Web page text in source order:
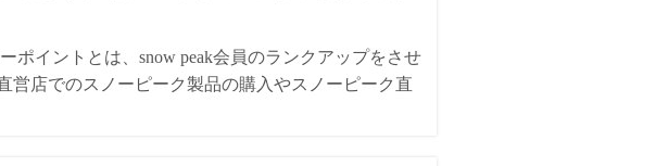
ポイントとは、snow peak会員のランクアップをさせ
営店でのスノーピーク製品の購入やスノーピーク直